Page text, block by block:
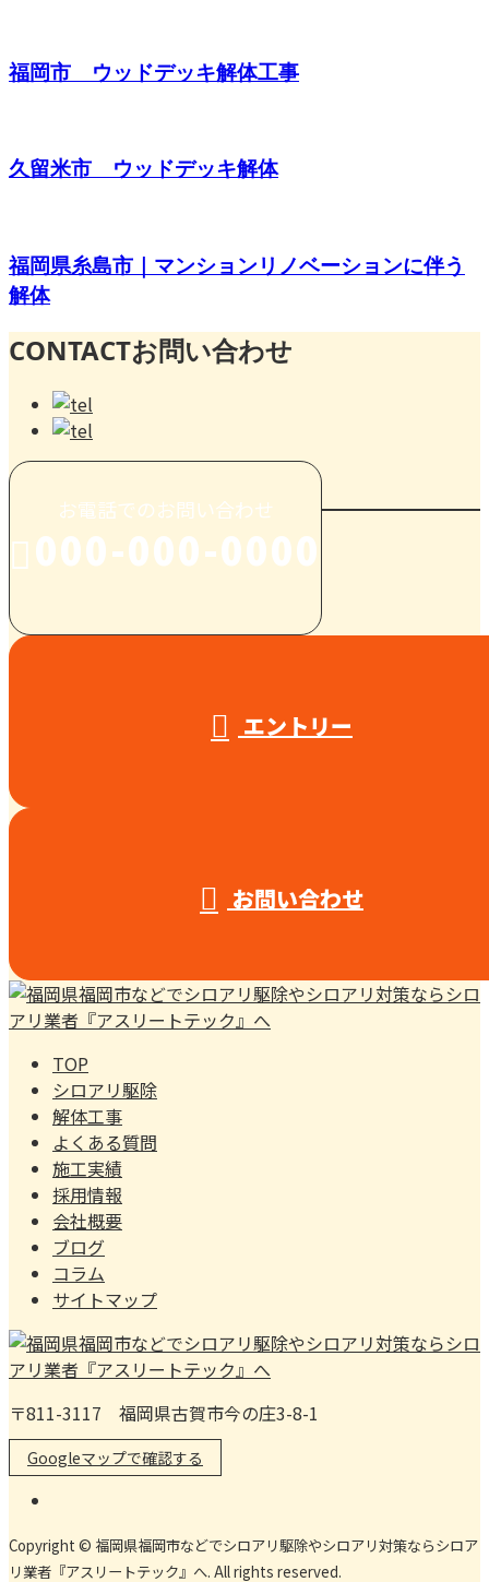
福岡市 ウッドデッキ解体工事
久留米市 ウッドデッキ解体
福岡県糸島市｜マンションリノベーションに伴う
解体
CONTACTお問い合わせ
お電話でのお問い合わせ
000-000-0000
エントリー
お問い合わせ
TOP
シロアリ駆除
解体工事
よくある質問
施工実績
採用情報
会社概要
ブログ
コラム
サイトマップ
〒811-3117 福岡県古賀市今の庄3-8-1
Googleマップで確認する
Copyright © 福岡県福岡市などでシロアリ駆除やシロアリ対策ならシロア
リ業者『アスリートテック』へ. All rights reserved.